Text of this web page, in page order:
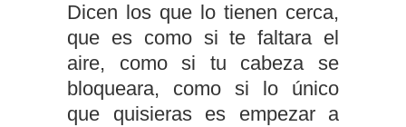
Dicen los que lo tienen cerca,
que es como si te faltara el
aire, como si tu cabeza se
bloqueara, como si lo único
que quisieras es empezar a